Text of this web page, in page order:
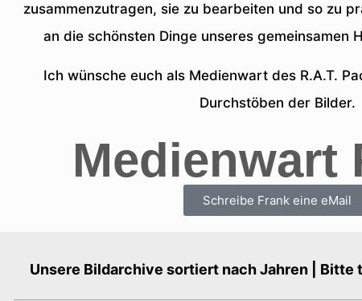
zusammenzutragen, sie zu bearbeiten und so zu
an die schönsten Dinge unseres gemeinsamen
Ich wünsche euch als Medienwart des R.A.T.
Durchstöben der Bilder.
Medienwart
Schreibe Frank eine eMail
Unsere Bildarchive sortiert nach Jahren |